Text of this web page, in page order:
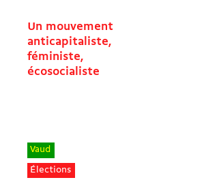
Un mouvement
anticapitaliste,
féministe,
écosocialiste
Vaud
Élections